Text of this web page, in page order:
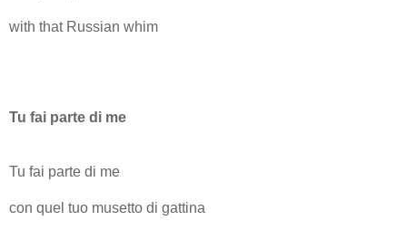
with that Russian whim
Tu fai parte di me
Tu fai parte di me
con quel tuo musetto di gattina